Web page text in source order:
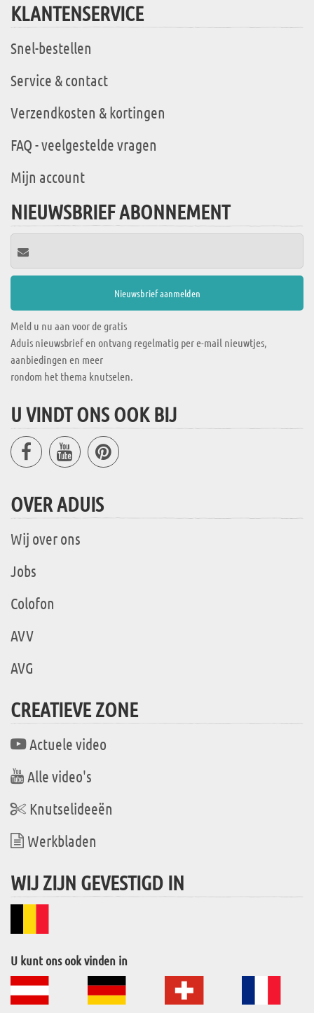
KLANTENSERVICE
Snel-bestellen
Service & contact
Verzendkosten & kortingen
FAQ - veelgestelde vragen
Mijn account
NIEUWSBRIEF ABONNEMENT
Meld u nu aan voor de gratis
Aduis nieuwsbrief en ontvang regelmatig per e-mail nieuwtjes,
aanbiedingen en meer
rondom het thema knutselen.
U VINDT ONS OOK BIJ
OVER ADUIS
Wij over ons
Jobs
Colofon
AVV
AVG
CREATIEVE ZONE
Actuele video
Alle video's
Knutselideeën
Werkbladen
WIJ ZIJN GEVESTIGD IN
U kunt ons ook vinden in